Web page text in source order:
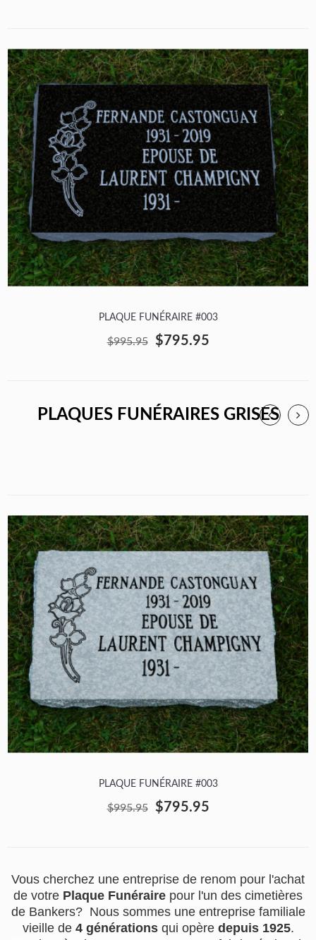
PLAQUE FUNÉRAIRE #003
$995.95 $795.95
PLAQUES FUNÉRAIRES GRISES
PLAQUE FUNÉRAIRE #003
$995.95 $795.95
Vous cherchez une entreprise de renom pour l'achat
de votre Plaque Funéraire pour l'un des cimetières
de Bankers? Nous sommes une entreprise familiale
vieille de 4 générationsqui opère depuis 1925.